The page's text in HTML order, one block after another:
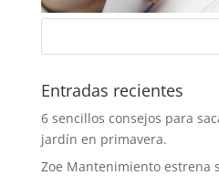
Entradas recientes
6 sencillos consejos para
jardín en primavera.
Zoe Mantenimiento estrena